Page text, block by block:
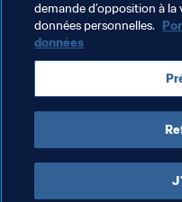
Thèmes en lien
Germany
demande d’opposition à
données personnelles.
données